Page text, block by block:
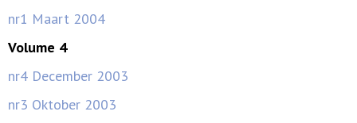
nr1 Maart 2004
Volume 4
nr4 December 2003
nr3 Oktober 2003